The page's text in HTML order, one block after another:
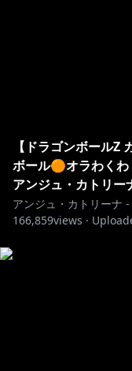
【ドラゴンボールZ
ボール🟠オラわく
アンジュ・カトリー
アンジュ・カトリーナ
166,859views ·